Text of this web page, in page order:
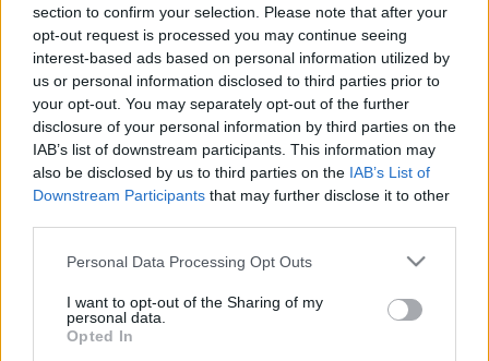
section to confirm your selection. Please note that after your
opt-out request is processed you may continue seeing
interest-based ads based on personal information utilized by
us or personal information disclosed to third parties prior to
your opt-out. You may separately opt-out of the further
disclosure of your personal information by third parties on the
IAB’s list of downstream participants. This information may
also be disclosed by us to third parties on the IAB’s List of
Downstream Participants that may further disclose it to other
Please note that this website/app uses one or more Google
not limited to your visit or usage behaviour. You may click to
grant or deny consent to Google and its third-party tags to
use your data for below specified purposes in below Google
Personal Data Processing Opt Outs
I want to opt-out of the Sharing of my
personal data.
Opted In
Szeret utazni az államfő – 64 országban járt
elnöksége alatt Putyin- www.vg.hu
Az orosz államfő hivatali ideje alatt összesen több
mint 190 külföldi utat abszolvált a világ öt
kontinensén
medvegyev zubkov
Ajánlott bejegyzések: